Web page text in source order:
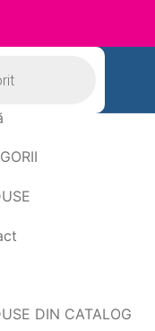
DIN CATALOG